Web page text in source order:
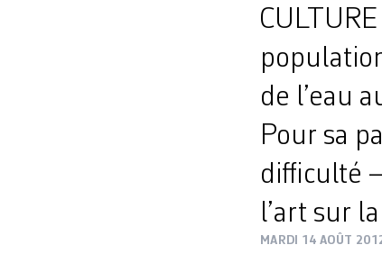
de l’eau
Pour sa
difficulté
l’art sur
MARDI 14 AOÛT